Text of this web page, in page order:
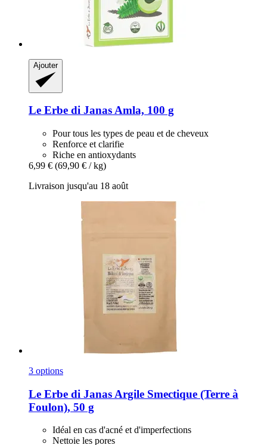
Ajouter
Le Erbe di JanasAmla, 100 g
Pour tous les types de peau et de cheveux
Renforce et clarifie
Riche en antioxydants
6,99 € (69,90 € / kg)
Livraison jusqu'au 18 août
3 options
Le Erbe di Janas Argile Smectique (Terre à
Foulon), 50 g
Idéal en cas d'acné et d'imperfections
Nettoie les pores